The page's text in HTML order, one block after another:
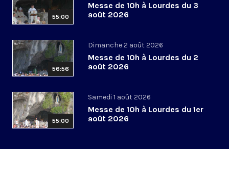
55:00
Messe de 10h à Lourdes du 3
août 2026
56:56
Dimanche 2 août 2026
Messe de 10h à Lourdes du 2
août 2026
55:00
Samedi 1 août 2026
Messe de 10h à Lourdes du 1er
août 2026